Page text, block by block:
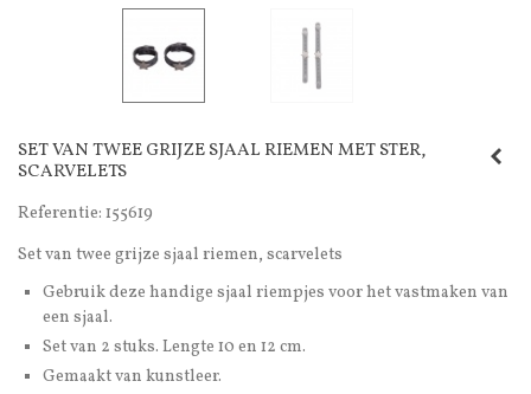
SET VAN TWEE GRIJZE SJAAL RIEMEN MET STER,
SCARVELETS
Referentie: 155619
Set van twee grijze sjaal riemen, scarvelets
Gebruik deze handige sjaal riempjes voor het vastmaken van
een sjaal.
Set van 2 stuks. Lengte 10 en 12 cm.
Gemaakt van kunstleer.